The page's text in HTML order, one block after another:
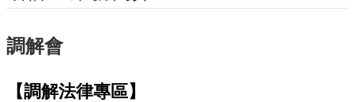
區
為
民
務
調解會
【調解法律專區】